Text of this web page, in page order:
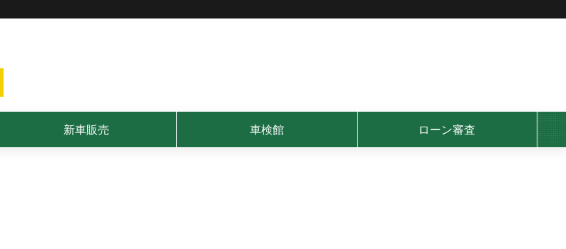
新車販売 車検館 ローン審査